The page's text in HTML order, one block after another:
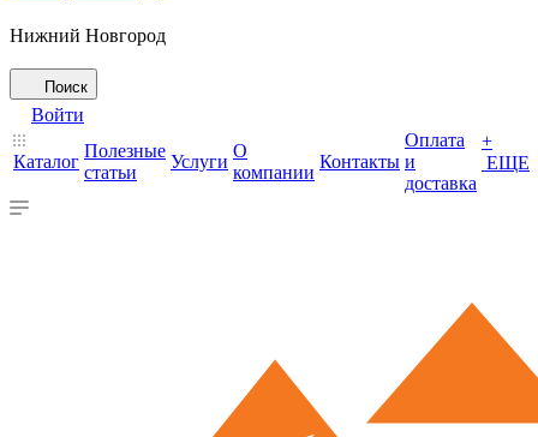
Нижний Новгород
Поиск
Войти
Каталог
Полезные
статьи
Услуги
О
компании
Контакты
Оплата
и
доставка
+
ЕЩЕ